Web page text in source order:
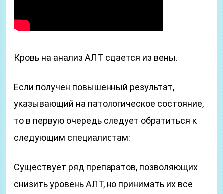
Кровь на анализ АЛТ сдается из вены.
Если получен повышенный результат,
указывающий на патологическое состояние,
то в первую очередь следует обратиться к
следующим специалистам:
Существует ряд препаратов, позволяющих
снизить уровень АЛТ, но принимать их все